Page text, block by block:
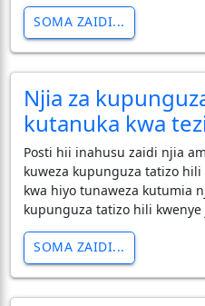
SOMA ZAIDI...
Njia za
kutanuka kwa
Posti hii inahusu zaidi njia
kuweza kupunguza tatizo
kwa hiyo tunaweza kutumia
kupunguza tatizo hili
SOMA ZAIDI...